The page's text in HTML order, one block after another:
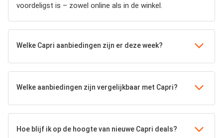
voordeligst is – zowel online als in de winkel.
Welke Capri aanbiedingen zijn er deze week?
Welke aanbiedingen zijn vergelijkbaar met Capri?
Hoe blijf ik op de hoogte van nieuwe Capri deals?